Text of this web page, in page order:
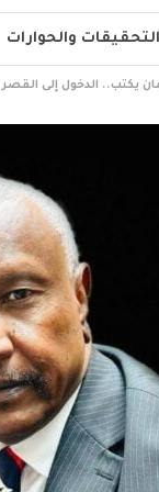
التحقيقات والحوارات
الدخول إلى القصر الجمهوري من بوابة